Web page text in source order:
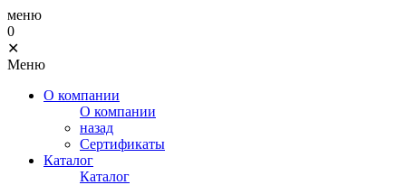
меню
0
✕
Меню
О компании
О компании
назад
Сертификаты
Каталог
Каталог